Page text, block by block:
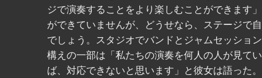
ジで演奏することをより楽しむことができます
ができていませんが、どうせなら、ステージで
でしょう。スタジオでバンドとジャムセッショ
構えの一部は「私たちの演奏を何人の人が見て
ば、対応できないと思います」と彼女は語った